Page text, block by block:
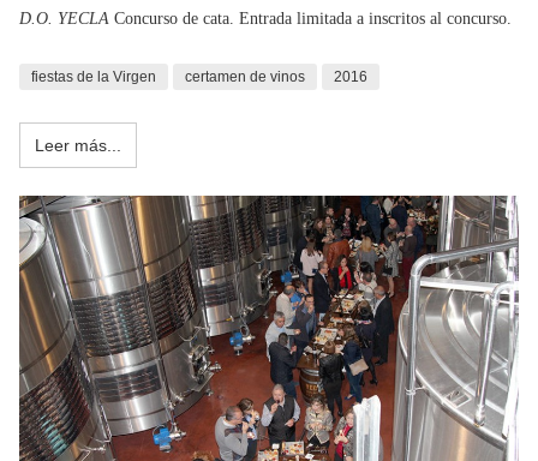
D.O. YECLA Concurso de cata. Entrada limitada a inscritos al concurso.
fiestas de la Virgen certamen de vinos 2016
Leer más...